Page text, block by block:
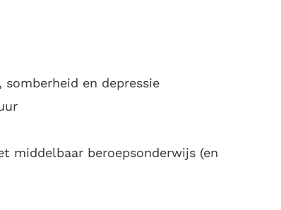
en depressie
middelbaar beroepsonderwijs (en